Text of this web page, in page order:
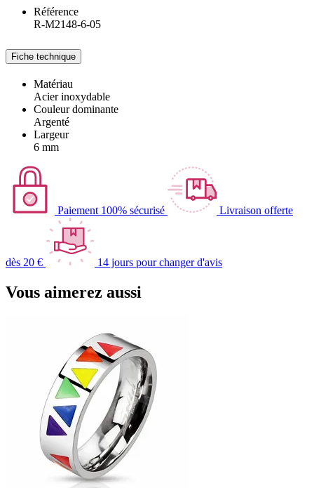
Référence
R-M2148-6-05
Fiche technique
Matériau
Acier inoxydable
Couleur dominante
Argenté
Largeur
6 mm
Paiement 100% sécurisé Livraison offerte
dès 20 € 14 jours pour changer d'avis
Vous aimerez aussi